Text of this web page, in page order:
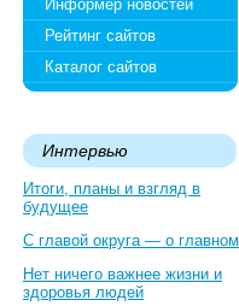
Информер новостей
Рейтинг сайтов
Каталог сайтов
Интервью
Итоги, планы и взгляд в
будущее
С главой округа — о главном
Нет ничего важнее жизни и
здоровья людей